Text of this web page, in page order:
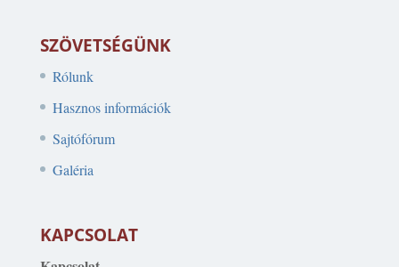
SZÖVETSÉGÜNK
Rólunk
Hasznos információk
Sajtófórum
Galéria
KAPCSOLAT